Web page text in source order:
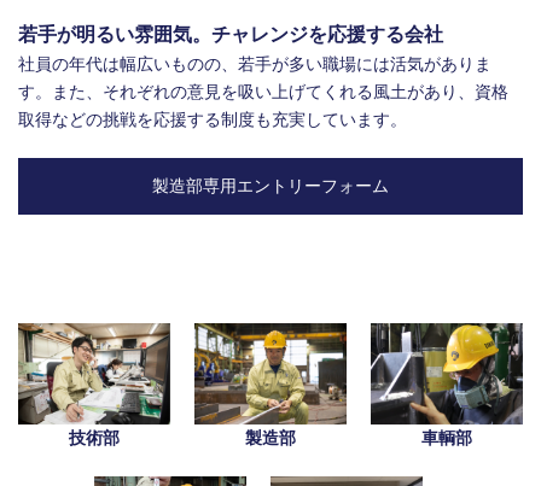
若手が明るい雰囲気。チャレンジを応援する会社
社員の年代は幅広いものの、若手が多い職場には活気がありま
す。また、それぞれの意見を吸い上げてくれる風土があり、資格
取得などの挑戦を応援する制度も充実しています。
製造部専用エントリーフォーム
技術部 製造部 車輌部